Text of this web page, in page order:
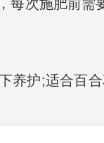
每次施肥前需
养护;适合百